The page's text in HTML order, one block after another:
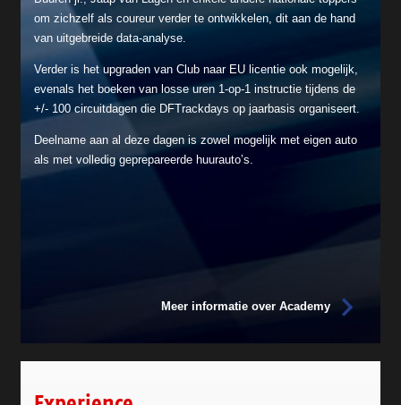
om zichzelf als coureur verder te ontwikkelen, dit aan de hand
van uitgebreide data-analyse.
Verder is het upgraden van Club naar EU licentie ook mogelijk,
evenals het boeken van losse uren 1-op-1 instructie tijdens de
+/- 100 circuitdagen die DFTrackdays op jaarbasis organiseert.
Deelname aan al deze dagen is zowel mogelijk met eigen auto
als met volledig geprepareerde huurauto’s.
Meer informatie over Academy